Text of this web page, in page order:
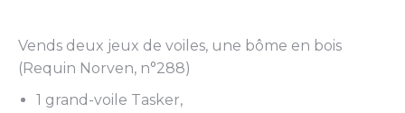
Vends deux jeux de voiles, une bôme en bois
(Requin Norven, n°288)
1 grand-voile Tasker,